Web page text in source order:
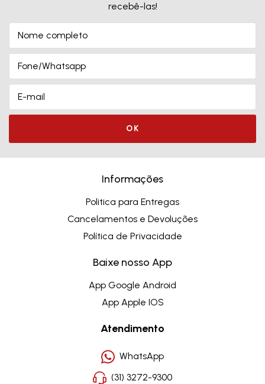
recebê-las!
Informações
Politica para Entregas
Cancelamentos e Devoluções
Política de Privacidade
Baixe nosso App
App Google Android
App Apple IOS
Atendimento
WhatsApp
(31) 3272-9300